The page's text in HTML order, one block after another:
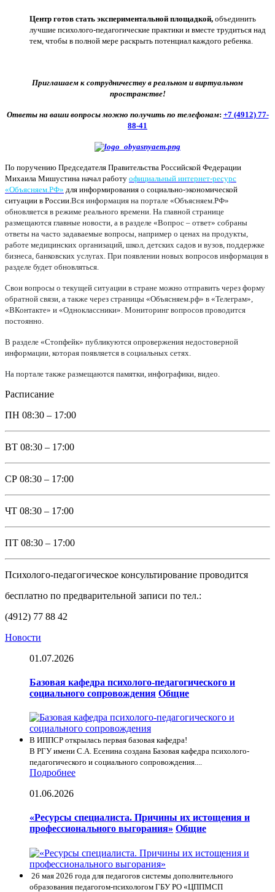
Центр готов стать экспериментальной площадкой, объединить
лучшие психолого-педагогические практики и вместе трудиться над
тем, чтобы в полной мере раскрыть потенциал каждого ребенка.
Приглашаем к сотрудничеству в реальном и виртуальном
пространстве!
Ответы на ваши вопросы можно получить по телефонам: +7 (4912) 77-
88-41
По поручению Председателя Правительства Российской Федерации
Михаила Мишустина начал работу официальный интернет-ресурс
«Объясняем.РФ» для информирования о социально-экономической
ситуации в России. Вся информация на портале «Объясняем.РФ»
обновляется в режиме реального времени. На главной странице
размещаются главные новости, а в разделе «Вопрос – ответ» собраны
ответы на часто задаваемые вопросы, например о ценах на продукты,
работе медицинских организаций, школ, детских садов и вузов, поддержке
бизнеса, банковских услугах. При появлении новых вопросов информация в
разделе будет обновляться.
Свои вопросы о текущей ситуации в стране можно отправить через форму
обратной связи, а также через страницы «Объясняем.рф» в «Телеграм»,
«ВКонтакте» и «Одноклассники». Мониторинг вопросов проводится
постоянно.
В разделе «Стопфейк» публикуются опровержения недостоверной
информации, которая появляется в социальных сетях.
На портале также размещаются памятки, инфографики, видео.
Расписание
ПН 08:30 – 17:00
ВТ 08:30 – 17:00
СР 08:30 – 17:00
ЧТ 08:30 – 17:00
ПТ 08:30 – 17:00
Психолого-педагогическое консультирование проводится
бесплатно по предварительной записи по тел.:
(4912) 77 88 42
Новости
01.07.2026
Базовая кафедра психолого-педагогического и
социального сопровождения Общие
В ИППСР открылась первая базовая кафедра!
В РГУ имени С.А. Есенина создана Базовая кафедра психолого-
педагогического и социального сопровождения....
Подробнее
01.06.2026
«Ресурсы специалиста. Причины их истощения и
профессионального выгорания» Общие
26 мая 2026 года для педагогов системы дополнительного
образования педагогом-психологом ГБУ РО «ЦППМСП